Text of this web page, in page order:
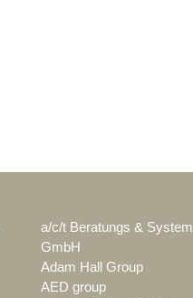
a/c/t Beratungs & System
GmbH
Adam Hall Group
AED group